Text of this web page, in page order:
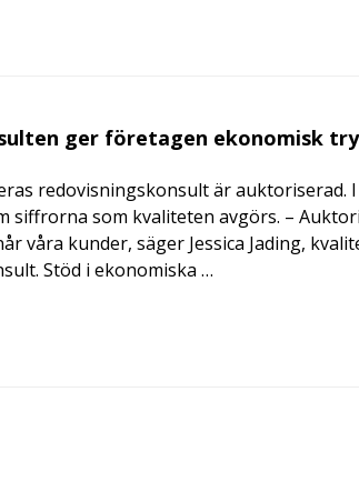
ger företagen ekonomisk
redovisningskonsult är auktoriserad.
siffrorna som kvaliteten avgörs. –
våra kunder, säger Jessica Jading,
Stöd i ekonomiska …